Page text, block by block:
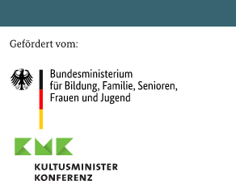
Gefördert von
Bundesministerium für Bildung, Familie,
Kultusministerkonferenz